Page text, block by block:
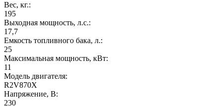
Вес, кг.:
195
Выходная мощность, л.с.:
17,7
Емкость топливного бака, л.:
25
Максимальная мощность, кВт:
11
Модель двигателя:
R2V870X
Напряжение, В:
230